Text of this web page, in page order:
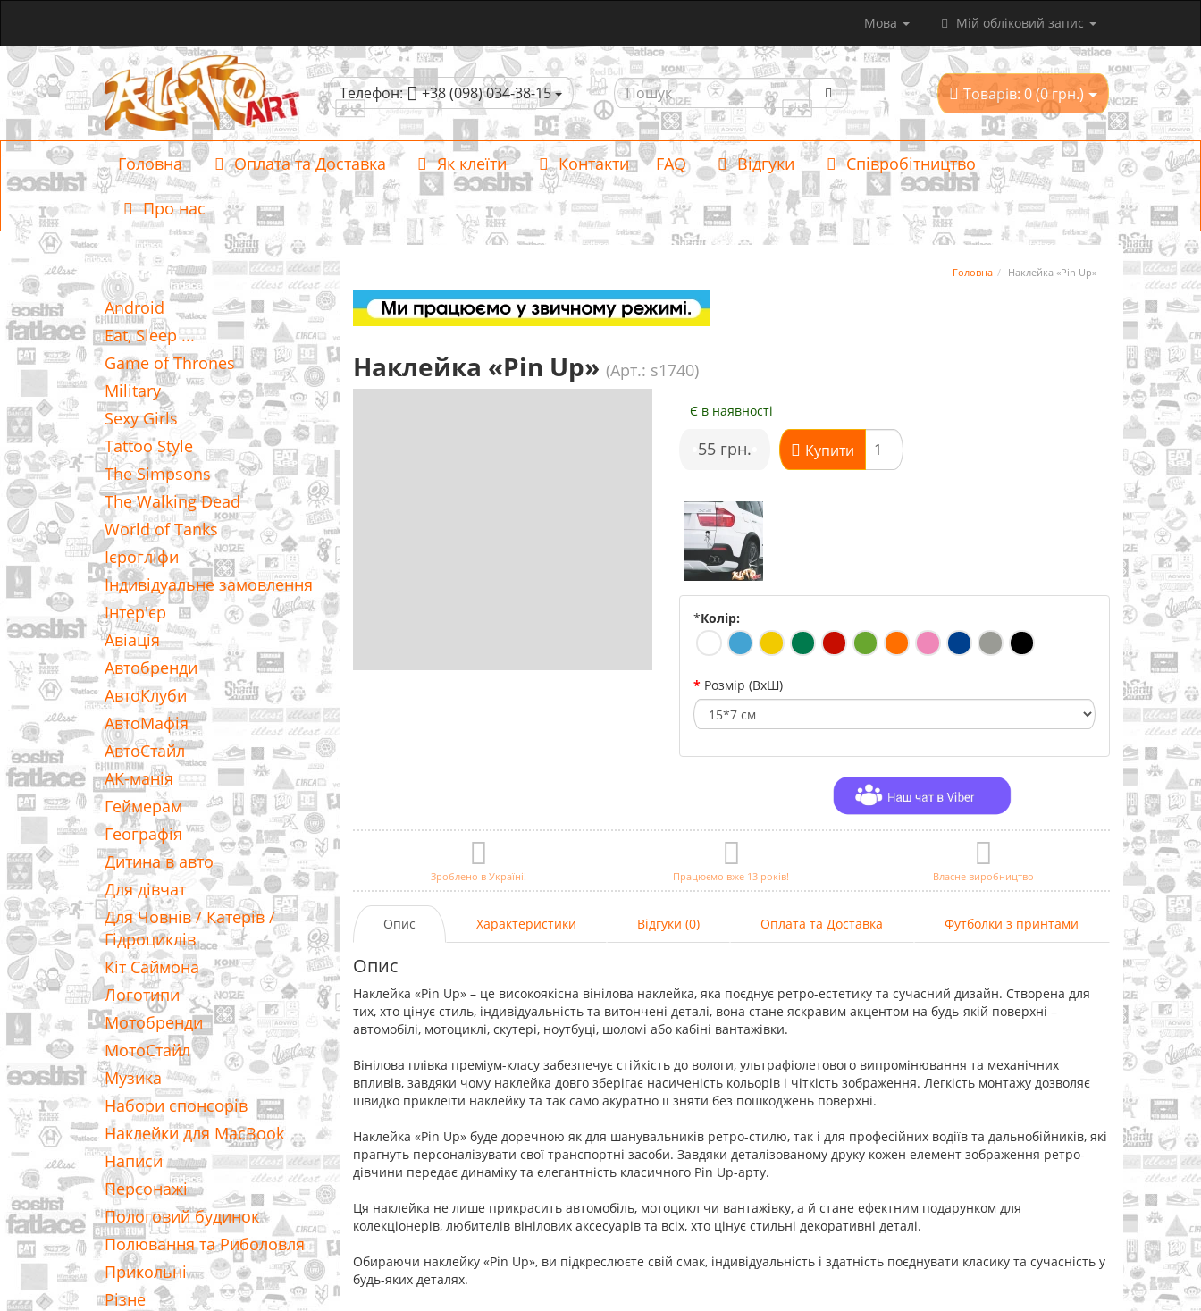
Мова Мій обліковий запис
Телефон: +38 (098) 034-38-15 Товарів: 0 (0 грн.)
Головна Оплата та Доставка Як клеїти Контакти FAQ Відгуки Співробітництво
Про нас
Категорії
Android
Eat, Sleep ...
Game of Thrones
Military
Sexy Girls
Tattoo Style
The Simpsons
The Walking Dead
World of Tanks
Ієрогліфи
Індивідуальне замовлення
Інтер'єр
Авіація
Автобренди
АвтоКлуби
АвтоМафія
АвтоСтайл
АК-манія
Геймерам
Географія
Дитина в авто
Для дівчат
Для Човнів / Катерів /
Гідроциклів
Кіт Саймона
Логотипи
Мотобренди
МотоСтайл
Музика
Набори спонсорів
Наклейки для MacBook
Написи
Персонажі
Пологовий будинок
Полювання та Риболовля
Прикольні
Різне
Головна Наклейка «Pin Up»
Наклейка «Pin Up» (Арт.: s1740)
Є в наявності
55 грн. Купити
*Колір:
Розмір (ВхШ)
Зроблено в Україні! Працюємо вже 13 років! Власне виробництво
Опис Характеристики Відгуки (0) Оплата та Доставка Футболки з принтами
Опис
Наклейка «Pin Up» – це високоякісна вінілова наклейка, яка поєднує ретро-естетику та сучасний дизайн. Створена для
тих, хто цінує стиль, індивідуальність та витончені деталі, вона стане яскравим акцентом на будь-якій поверхні –
автомобілі, мотоциклі, скутері, ноутбуці, шоломі або кабіні вантажівки.
Вінілова плівка преміум-класу забезпечує стійкість до вологи, ультрафіолетового випромінювання та механічних
впливів, завдяки чому наклейка довго зберігає насиченість кольорів і чіткість зображення. Легкість монтажу дозволяє
швидко приклеїти наклейку та так само акуратно її зняти без пошкоджень поверхні.
Наклейка «Pin Up» буде доречною як для шанувальників ретро-стилю, так і для професійних водіїв та дальнобійників, які
прагнуть персоналізувати свої транспортні засоби. Завдяки деталізованому друку кожен елемент зображення ретро-
дівчини передає динаміку та елегантність класичного Pin Up-арту.
Ця наклейка не лише прикрасить автомобіль, мотоцикл чи вантажівку, а й стане ефектним подарунком для
колекціонерів, любителів вінілових аксесуарів та всіх, хто цінує стильні декоративні деталі.
Обираючи наклейку «Pin Up», ви підкреслюєте свій смак, індивідуальність і здатність поєднувати класику та сучасність у
будь-яких деталях.